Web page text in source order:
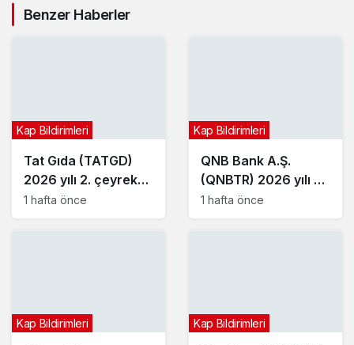
çeyrek bilançosunu
açıkladı
Benzer Haberler
Tat Gıda (TATGD)
2026 yılı 2. çeyrek
bilançosunu açıkladı
Kap Bildirimleri
1 hafta önce
QNB Bank A.Ş.
(QNBTR) 2026 yılı 2.
çeyrek bilançosunu
Kap Bildirimleri
1 hafta önce
Kap Bildirimleri Kap Bildirimleri